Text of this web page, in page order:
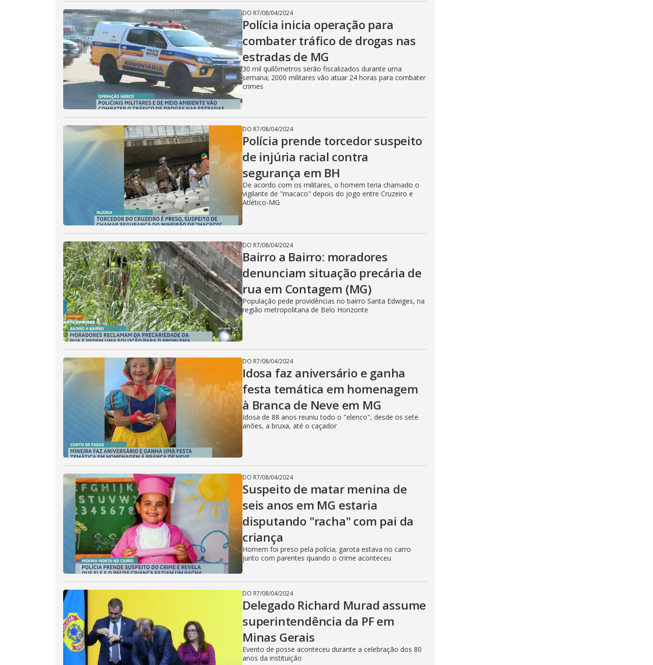
DO R7/08/04/2024
Polícia inicia operação para
combater tráfico de drogas nas
estradas de MG
30 mil quilômetros serão fiscalizados durante uma
semana; 2000 militares vão atuar 24 horas para combater
crimes
DO R7/08/04/2024
Polícia prende torcedor suspeito
de injúria racial contra
segurança em BH
De acordo com os militares, o homem teria chamado o
vigilante de "macaco" depois do jogo entre Cruzeiro e
Atlético-MG
DO R7/08/04/2024
Bairro a Bairro: moradores
denunciam situação precária de
rua em Contagem (MG)
População pede providências no bairro Santa Edwiges, na
região metropolitana de Belo Horizonte
DO R7/08/04/2024
Idosa faz aniversário e ganha
festa temática em homenagem
à Branca de Neve em MG
Idosa de 88 anos reuniu todo o "elenco", desde os sete
anões, a bruxa, até o caçador
DO R7/08/04/2024
Suspeito de matar menina de
seis anos em MG estaria
disputando "racha" com pai da
criança
Homem foi preso pela polícia; garota estava no carro
junto com parentes quando o crime aconteceu
DO R7/08/04/2024
Delegado Richard Murad assume
superintendência da PF em
Minas Gerais
Evento de posse aconteceu durante a celebração dos 80
anos da instituição